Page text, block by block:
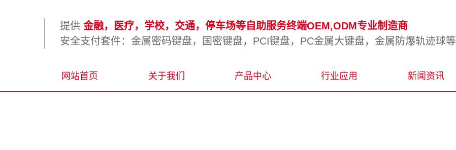
提供 金融，医疗，学校，交通，停车场等自助服务终端OEM,ODM专业制造商
安全支付套件：金属密码键盘，国密键盘，PCI键盘，PC金属大键盘，金属防爆轨迹球等
网站首页 关于我们 产品中心 行业应用 新闻资讯